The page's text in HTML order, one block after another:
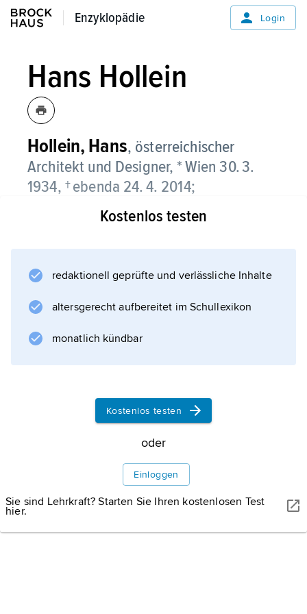
Enzyklopädie
Enzyklopädie Login
Hans Hollein
Hollein, Hans, österreichischer
Architekt und Designer, * Wien 30. 3.
1934, † ebenda 24. 4. 2014;
Vertreter der postmodernen
Bundesgewerbeschule in Wien (1949–53)
(Meisterschüler von
C. Holzmeister
), danach bis 1960 Studium am Illinois Institute
war 1967–76 Professor an der Staatlichen
Kunstakademie
Kostenlos testen
redaktionell geprüfte und verlässliche Inhalte
altersgerecht aufbereitet im Schullexikon
monatlich kündbar
Kostenlos testen
oder
Einloggen
Sie sind Lehrkraft? Starten Sie Ihren kostenlosen Test
hier.